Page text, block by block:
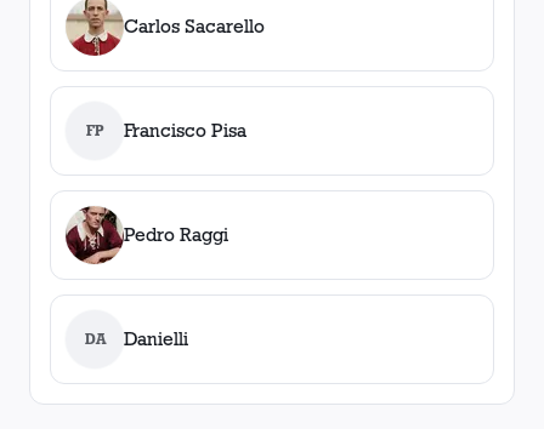
Carlos Sacarello
FP Francisco Pisa
Pedro Raggi
DA Danielli